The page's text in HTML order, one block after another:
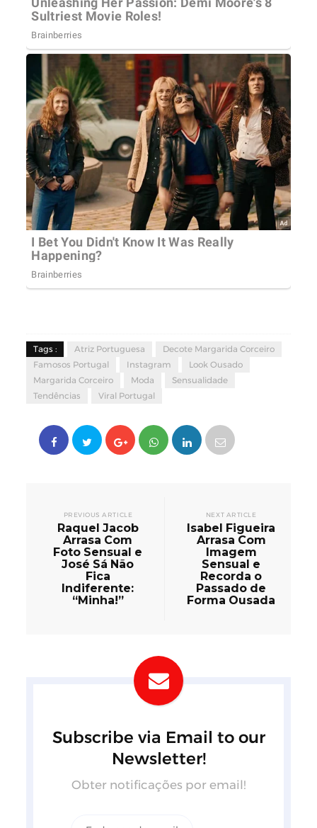
Tags : Atriz Portuguesa
Decote Margarida Corceiro
Famosos Portugal
Instagram
Look Ousado
Margarida Corceiro
Moda
Sensualidade
Tendências
Viral Portugal
PREVIOUS ARTICLE
Raquel Jacob
Arrasa Com
Foto Sensual e
José Sá Não
Fica
Indiferente:
“Minha!”
NEXT ARTICLE
Isabel Figueira
Arrasa Com
Imagem
Sensual e
Recorda o
Passado de
Forma Ousada
Subscribe via Email to our
Newsletter!
Obter notificações por email!